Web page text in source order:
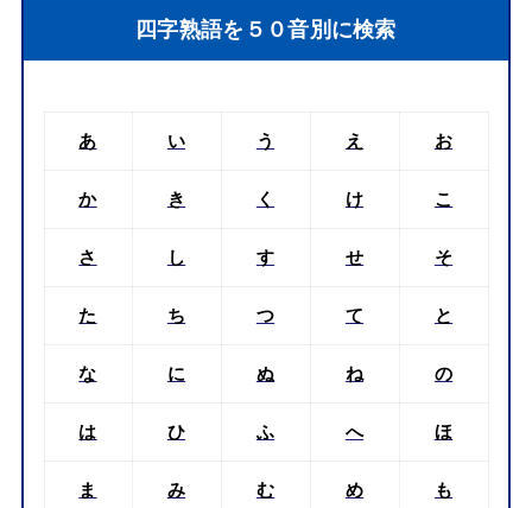
四字熟語を５０音別に検索
あ い う え お
か き く け こ
さ し す せ そ
た ち つ て と
な に ぬ ね の
は ひ ふ へ ほ
ま み む め も